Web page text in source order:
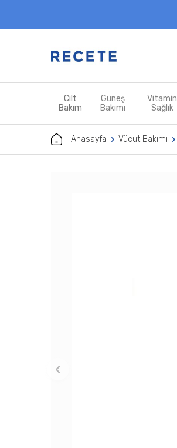
Cilt
Bakım
Güneş
Bakımı
Vitamin
Sağlık
Anasayfa Vücut Bakımı